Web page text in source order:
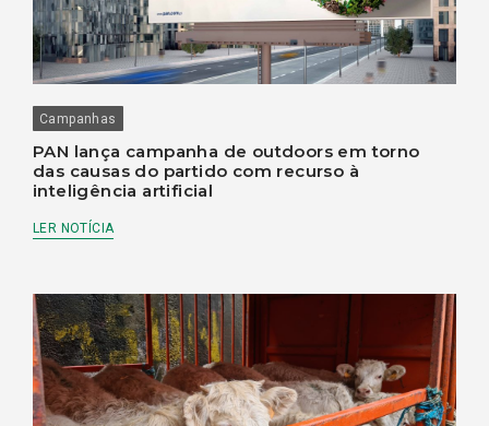
Campanhas
PAN lança campanha de outdoors em torno
das causas do partido com recurso à
inteligência artificial
LER NOTÍCIA